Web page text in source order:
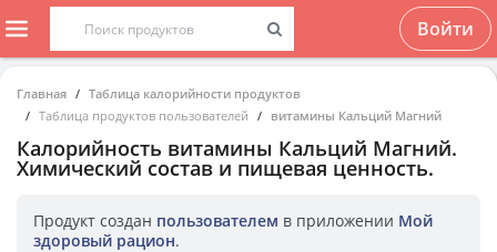
Войти
Главная
Таблица калорийности продуктов
Таблица продуктов пользователей
витамины Кальций Магний
Калорийность витамины Кальций Магний.
Химический состав и пищевая ценность.
Продукт создан пользователем в приложении Мой
здоровый рацион.